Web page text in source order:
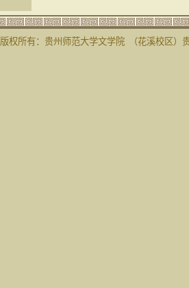
版权所有：贵州师范大学文学院 （花溪校区